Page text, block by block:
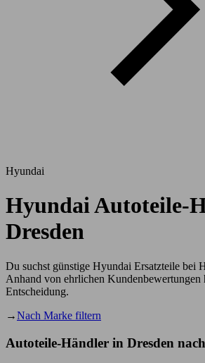
Hyundai
Hyundai Autoteile-
Dresden
Du suchst günstige Hyundai Ersatzteile bei
Anhand von ehrlichen
Entscheidung.
→Nach Marke filtern
Autoteile-Händler in Dresden